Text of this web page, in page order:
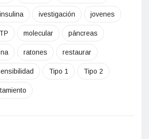
ivestigación jovenes
molecular páncreas
ratones restaurar
Tipo 1 Tipo 2